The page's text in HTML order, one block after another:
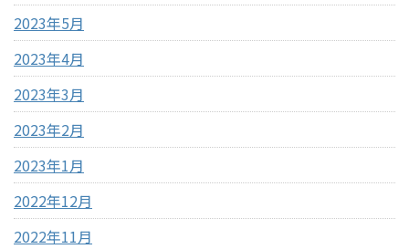
2023年5月
2023年4月
2023年3月
2023年2月
2023年1月
2022年12月
2022年11月